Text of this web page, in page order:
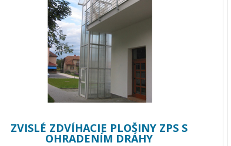
ZVISLÉ ZDVÍHACIE PLOŠINY ZPS S
OHRADENÍM DRÁHY